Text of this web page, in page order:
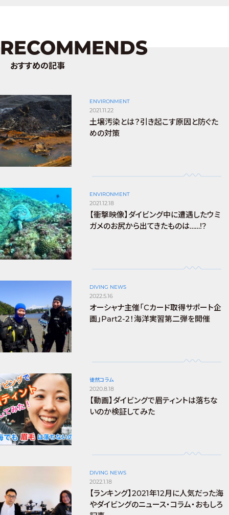
RECOMMENDS
おすすめの記事
ENVIRONMENT
2021.11.22
土壌汚染とは？引き起こす原因と防ぐた
めの対策
ENVIRONMENT
2021.12.18
【衝撃映像】ダイビング中に遭遇したウミ
ガメのお尻から出てきたものは……!?
DIVING NEWS
2022.5.16
オーシャナ主催「Cカード取得サポート企
画」Part2-2！海洋実習第二弾を開催
徒然コラム
2020.8.18
【動画】ダイビングで眉ティントは落ちな
いのか検証してみた
DIVING NEWS
2022.1.18
【ランキング】2021年12月に人気だった海
やダイビングのニュース・コラム・おもしろ